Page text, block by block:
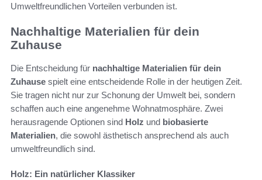
Umweltfreundlichen Vorteilen verbunden ist.
Nachhaltige Materialien für dein
Zuhause
Die Entscheidung für nachhaltige Materialien für dein
Zuhause spielt eine entscheidende Rolle in der heutigen Zeit.
Sie tragen nicht nur zur Schonung der Umwelt bei, sondern
schaffen auch eine angenehme Wohnatmosphäre. Zwei
herausragende Optionen sind Holz und biobasierte
Materialien, die sowohl ästhetisch ansprechend als auch
umweltfreundlich sind.
Holz: Ein natürlicher Klassiker